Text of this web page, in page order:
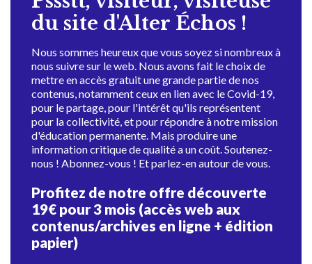
du site d'Alter Échos !
Nous sommes heureux que vous soyez si nombreux à
nous suivre sur le web. Nous avons fait le choix de
mettre en accès gratuit une grande partie de nos
contenus, notamment ceux en lien avec le Covid-19,
pour le partage, pour l'intérêt qu'ils représentent
pour la collectivité, et pour répondre à notre mission
d'éducation permanente. Mais produire une
information critique de qualité a un coût. Soutenez-
nous ! Abonnez-vous ! Et parlez-en autour de vous.
Profitez de notre offre découverte
19€ pour 3 mois (accès web aux
contenus/archives en ligne + édition
papier)